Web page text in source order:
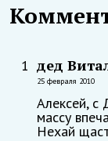
1 дед
25 февраля 2010
Алексей, с
массу
Нехай